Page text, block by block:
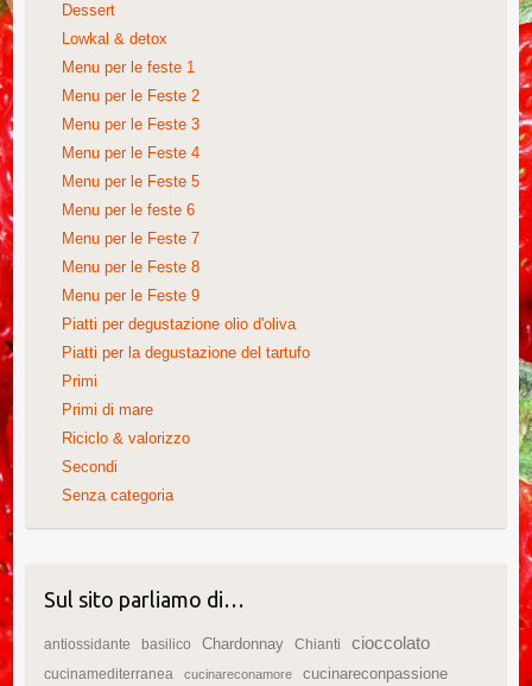
Dessert
Lowkal & detox
Menu per le feste 1
Menu per le Feste 2
Menu per le Feste 3
Menu per le Feste 4
Menu per le Feste 5
Menu per le feste 6
Menu per le Feste 7
Menu per le Feste 8
Menu per le Feste 9
Piatti per degustazione olio d'oliva
Piatti per la degustazione del tartufo
Primi
Primi di mare
Riciclo & valorizzo
Secondi
Senza categoria
Sul sito parliamo di…
antiossidante basilico Chardonnay Chianti cioccolato
cucinamediterranea cucinareconamore cucinareconpassione